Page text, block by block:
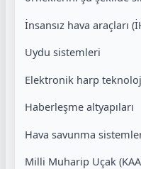
İnsansız hava araçları
Uydu sistemleri
Elektronik harp
Haberleşme altyapıları
Hava savunma
Milli Muharip Uçak